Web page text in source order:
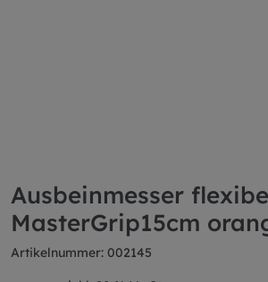
Ausbeinmesser
MasterGrip15cm
Artikelnummer: 002145